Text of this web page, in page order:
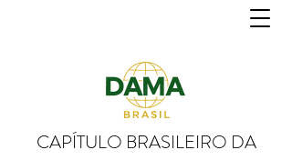
CAPÍTULO BRASILEIRO DA